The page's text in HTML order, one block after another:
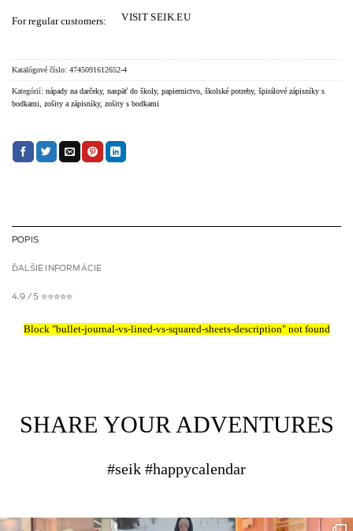
For regular customers: VISIT SEIK.EU
Katalógové číslo: 4745091612652-4
Kategórií: nápady na darčeky, naspäť do školy, papiernictvo, školské potreby, špirálové zápisníky s
bodkami, zošity a zápisníky, zošity s bodkami
POPIS
ĎALŠIE INFORMÁCIE
4.9 / 5 ✮✮✮✮✮
Block "bullet-journal-vs-lined-vs-squared-sheets-description"not found
SHARE YOUR ADVENTURES
#seik #happycalendar